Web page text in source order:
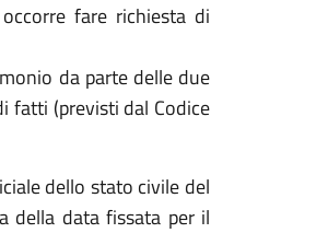
fare richiesta di
da parte delle due
fatti (previsti dal Codice
dello stato civile del
della data fissata per il